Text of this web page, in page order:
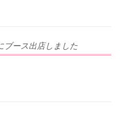
ブース出店しました